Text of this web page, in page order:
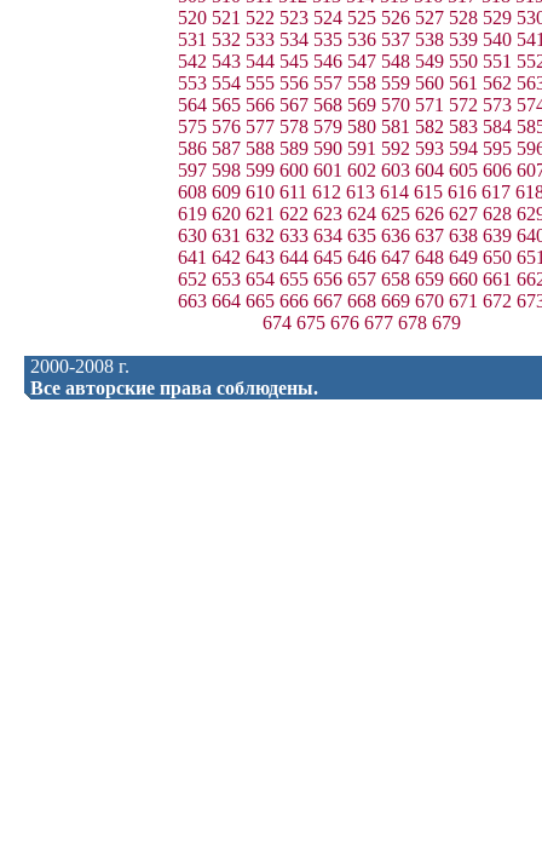
520 521 522 523 524 525 526 527 528 529
531 532 533 534 535 536 537 538 539 540
542 543 544 545 546 547 548 549 550 551
553 554 555 556 557 558 559 560 561 562
564 565 566 567 568 569 570 571 572 573
575 576 577 578 579 580 581 582 583 584
586 587 588 589 590 591 592 593 594 595
597 598 599 600 601 602 603 604 605 606
608 609 610 611 612 613 614 615 616 617
619 620 621 622 623 624 625 626 627 628
630 631 632 633 634 635 636 637 638 639
641 642 643 644 645 646 647 648 649 650
652 653 654 655 656 657 658 659 660 661
663 664 665 666 667 668 669 670 671 672
674 675 676 677 678 679
2000-2008 г.
Все авторские права соблюдены.